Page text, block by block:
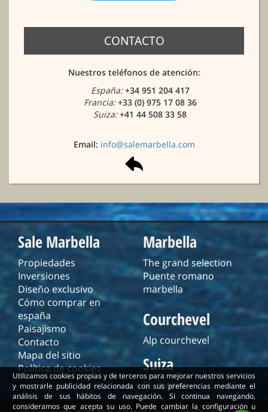
CONTACTO
Nuestros teléfonos de atención:
España:+34 951 204 417
Francia:+33 (0) 975 17 08 36
Suiza:+41 44 508 33 58
Email: info@salemarbella.com
Utilizamos cookies propias y de terceros para mejorar nuestros servicios
y mostrarle publicidad relacionada con sus preferencias mediante el
análisis de sus hábitos de navegación. Si continua navegando,
consideramos que acepta su uso. Puede cambiar la configuración u
Sale Marbella
Propiedades
Inversiones
Diseño exclusivo
Cómo comprar en
españa
Paisajismo
Contacto
Mapa del sitio
Política de cookies
Marbella
The grand selection
Puente romano
marbella
Courchevel
Alp courchevel
Suiza
St. moritz